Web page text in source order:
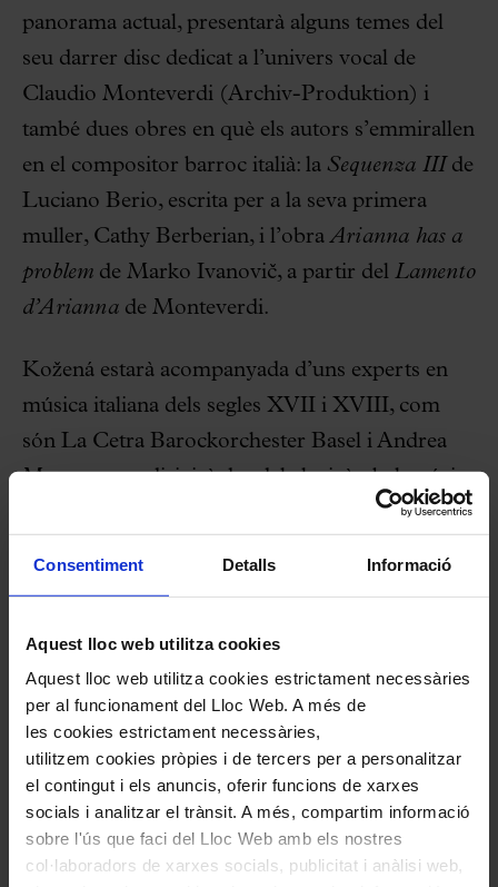
Consentiment Detalls Informació
Aquest lloc web utilitza cookies
Aquest lloc web utilitza cookies estrictament necessàries
per al funcionament del Lloc Web. A més de
les cookies estrictament necessàries,
utilitzem cookies pròpies i de tercers per a personalitzar
el contingut i els anuncis, oferir funcions de xarxes
socials i analitzar el trànsit. A més, compartim informació
sobre l'ús que faci del Lloc Web amb els nostres
col·laboradors de xarxes socials, publicitat i anàlisi web,
panorama actual, presentarà alguns temes del
seu darrer disc dedicat a l’univers vocal de
Claudio Monteverdi (Archiv-Produktion) i
també dues obres en què els autors s’emmirallen
en el compositor barroc italià: la Sequenza III de
Luciano Berio, escrita per a la seva primera
muller, Cathy Berberian, i l’obraArianna has a
problem de Marko Ivanovič, a partir delLamento
d’Ariannade Monteverdi.
Kožená estarà acompanyada d’uns experts en
música italiana dels segles XVII i XVIII, com
són La Cetra Barockorchester Basel i Andrea
Marcon, que dirigirà des del clavicèmbal, músics
Monteverdi. El
De les àries de Monteverdi que oferirà la
mezzosoprano, destaca la versió
semiescenificada d’Il combattimento di Tancredi
e Clorinda(del llibre vuitè dels Madrigali
guerrieri ed amorosi)amb què es clourà el
concert. En aquesta ocasió la cantant assumirà
tots els papers de la peça i s’hi afegiran